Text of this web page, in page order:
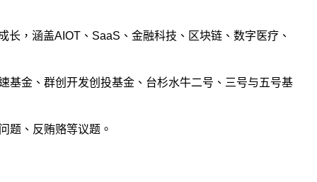
，涵盖AIOT、SaaS、金融科技、区块链、数字医疗、
基金、群创开发创投基金、台杉水牛二号、三号与五号基
题、反贿赂等议题。